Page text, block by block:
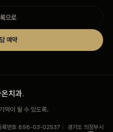
으로
예약
치과.
억이 될 수 있도록.
록번호 898-03-02537 경기도 의정부시